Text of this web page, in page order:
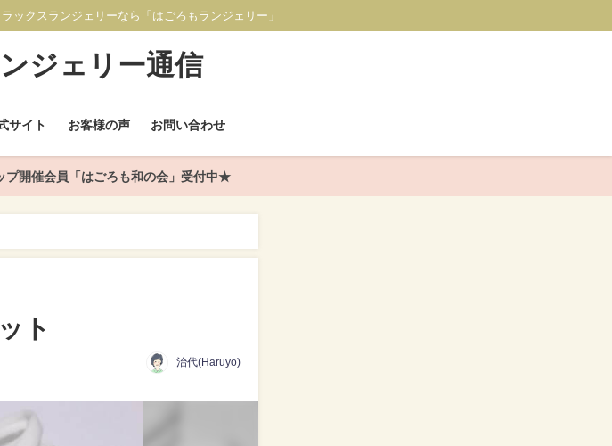
ックスランジェリーなら「はごろもランジェリー」
ジェリー通信
サイト お客様の声 お問い合わせ
プ開催会員「はごろも和の会」受付中★
ト
治代(Haruyo)